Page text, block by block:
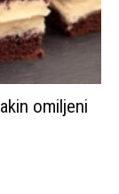
omiljeni